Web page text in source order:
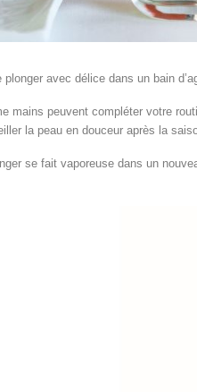
avec délice dans un bain
mains peuvent compléter votre
la peau en douceur après la
se fait vaporeuse dans un